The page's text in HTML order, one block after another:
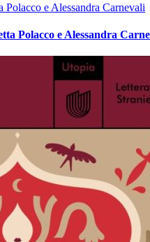
e Alessandra Carnevali
Polacco e Alessandra